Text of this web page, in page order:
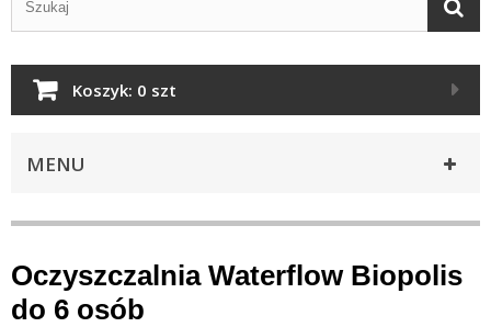
Koszyk: 0 szt
MENU
Oczyszczalnia Waterflow Biopolis
do 6 osób